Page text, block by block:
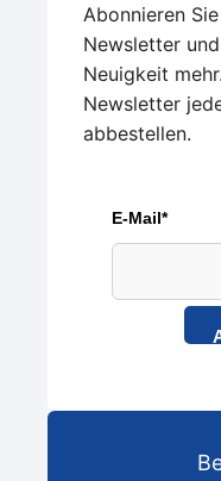
Abonnieren
Newsletter
Neuigkeit
Newsletter
abbestellen.
E-Mail*